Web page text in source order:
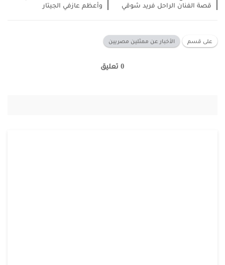
قصة الفنان الراحل فريد شوقي
وأعظم عازفي الجيتار
على قسم الأخبار عن ممثلين مصريين
0 تعليق